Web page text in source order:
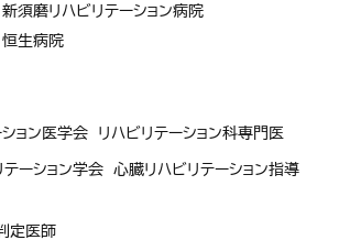
新須磨リハビリテーション病院
恒生病院
ション医学会 リハビリテーション科専門医
テーション学会 心臓リハビリテーション指導
定医師